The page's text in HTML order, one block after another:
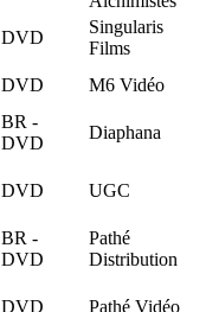
DVD
Singularis
Films
DVD M6 Vidéo
BR -
DVD
Diaphana
DVD UGC
BR -
DVD
Pathé
Distribution
DVD Pathé Vidéo